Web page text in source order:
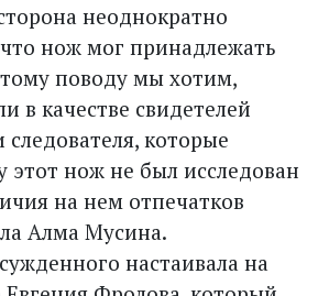
неоднократно
нож мог принадлежать
поводу мы хотим,
в качестве свидетелей
которые
этот нож не был исследован
на нем отпечатков
Алма Мусина.
настаивала на